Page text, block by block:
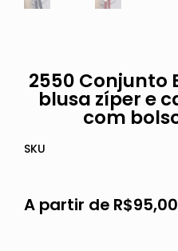
2550 Conjunto
blusa zíper e
com
SKU
A partir de R$95,00